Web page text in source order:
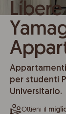
per studenti
Universitario.
Ottieni il